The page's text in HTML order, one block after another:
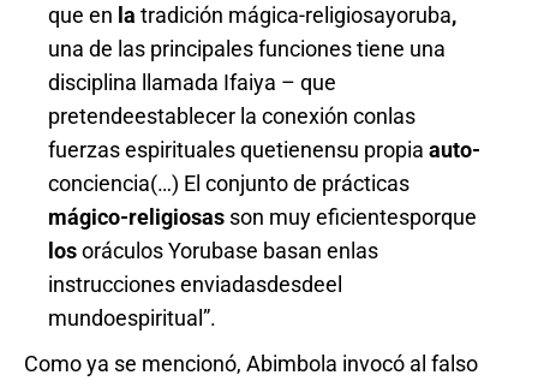
que en latradición mágica-religiosayoruba,
una de las principales funciones tiene una
disciplina llamada Ifaiyа – que
pretendeestablecer la conexión conlas
fuerzas espirituales quetienensu propia auto-
conciencia(…) El conjunto de prácticas
mágico-religiosas son muy eficientesporque
losoráculos Yorubase basan enlas
instrucciones enviadasdesdeel
mundoespiritual”.
Como ya se mencionó, Abimbola invocó al falso